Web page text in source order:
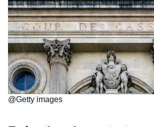
@Getty images